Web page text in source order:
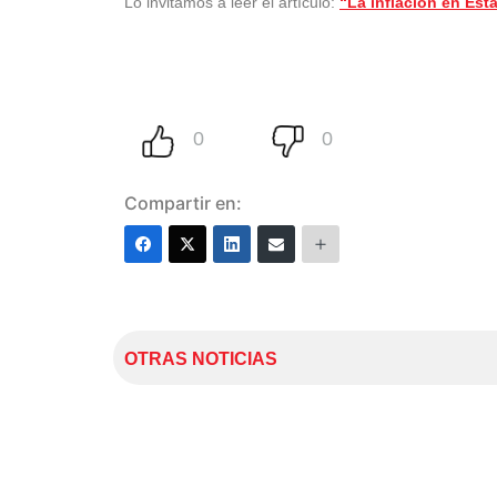
Compartir en:
OTRAS NOTICIAS